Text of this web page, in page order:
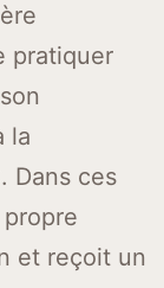
pratiquer
la
Dans ces
et reçoit un